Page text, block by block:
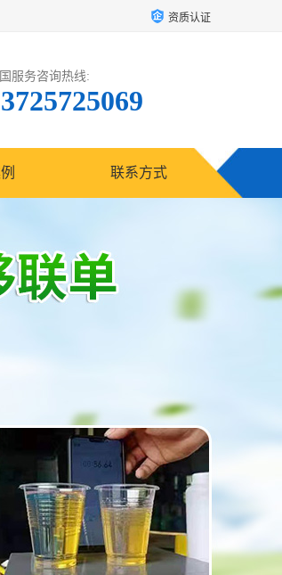
资质认证
服务咨询热线:
联系方式